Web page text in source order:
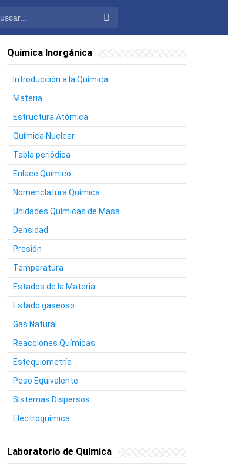
Química Inorgánica
Introducción a la Química
Materia
Estructura Atómica
Química Nuclear
Tabla periódica
Enlace Químico
Nomenclatura Química
Unidades Químicas de Masa
Densidad
Presión
Temperatura
Estados de la Materia
Estado gaseoso
Gas Natural
Reacciones Químicas
Estequiometría
Peso Equivalente
Sistemas Dispersos
Electroquímica
Laboratorio de Química